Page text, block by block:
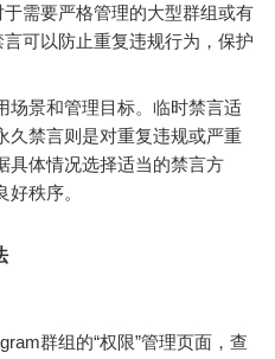
于需要严格管理的大型群组或有
可以防止重复违规行为，保护
场景和管理目标。临时禁言适
久禁言则是对重复违规或严重
具体情况选择适当的禁言方
秩序。
群组的“权限”管理页面，查